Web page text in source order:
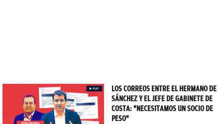
LOS CORREOS ENTRE EL HERMANO DE
SÁNCHEZ Y EL JEFE DE GABINETE DE
COSTA: "NECESITAMOS UN SOCIO DE
PESO"